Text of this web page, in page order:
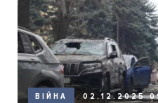
ВІЙНА 02.12.2025